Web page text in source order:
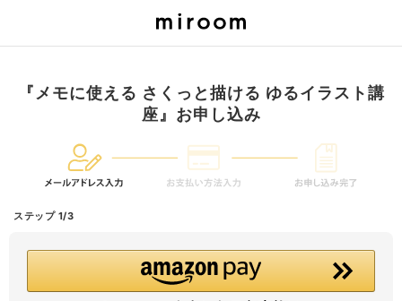
『メモに使える さくっと描ける ゆるイラスト講
座』お申し込み
ステップ 1/3